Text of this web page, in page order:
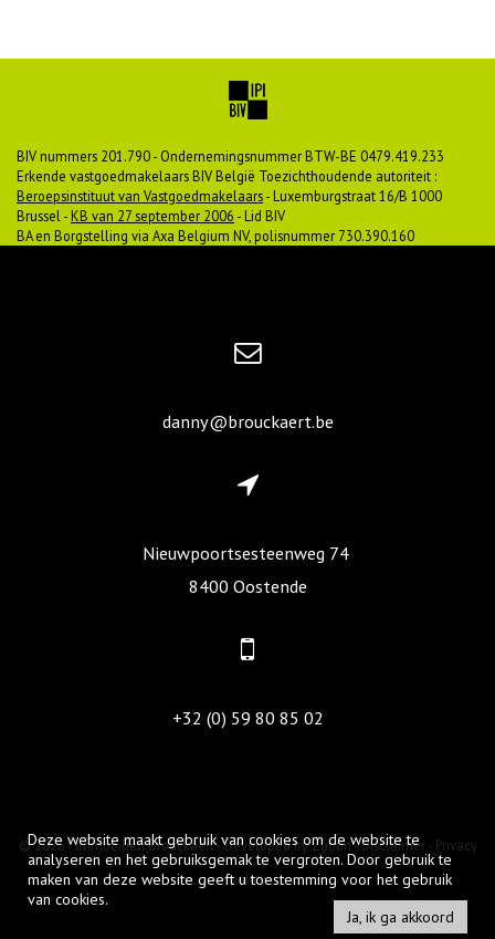
BIV nummers 201.790 - Ondernemingsnummer BTW-BE 0479.419.233
Erkende vastgoedmakelaars BIV België Toezichthoudende autoriteit :
Beroepsinstituut van Vastgoedmakelaars- Luxemburgstraat 16/B 1000
Brussel -KB van 27 september 2006 - Lid BIV
BA en Borgstelling via Axa Belgium NV, polisnummer 730.390.160
danny@brouckaert.be
Nieuwpoortsesteenweg 74
8400 Oostende
+32 (0) 59 80 85 02
© 2026 - Immobiliën Brouckaert -Developed by Zabun-Disclaimer- Privacy
policy
Deze website maakt gebruik van cookies om de website te
analyseren en het gebruiksgemak te vergroten. Door gebruik te
maken van deze website geeft u toestemming voor het gebruik
van cookies.
Ja, ik ga akkoord